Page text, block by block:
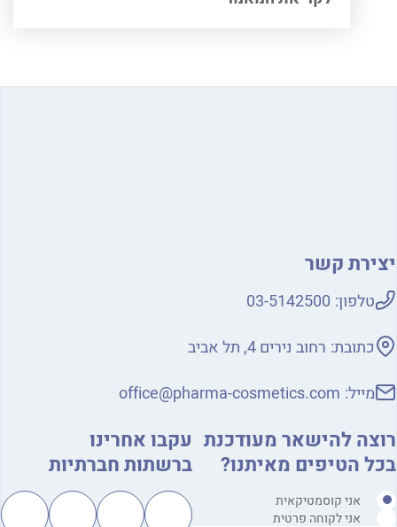
קשר
טלפון: 03-5142500
כתובת: רחוב נירים 4, תל אביב
מייל:office@pharma-cosmetics.com
להישאר מעודכנת
הטיפים מאיתנו?
אני קוסמטיקאית
אני לקוחה פרטית
עקבו אחרינו
ברשתות חברתיות